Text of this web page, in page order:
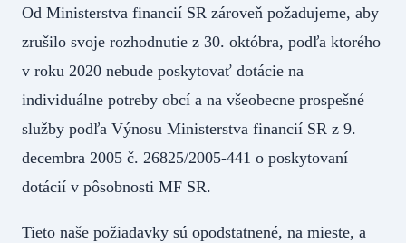
Od Ministerstva financií SR zároveň požadujeme, aby
zrušilo svoje rozhodnutie z 30. októbra, podľa ktorého
v roku 2020 nebude poskytovať dotácie na
individuálne potreby obcí a na všeobecne prospešné
služby podľa Výnosu Ministerstva financií SR z 9.
decembra 2005 č. 26825/2005-441 o poskytovaní
dotácií v pôsobnosti MF SR.
Tieto naše požiadavky sú opodstatnené, na mieste, a